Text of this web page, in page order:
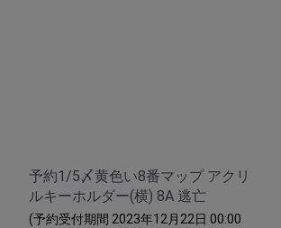
予約1/5〆黄色い8番マップ アクリ
ルキーホルダー(横) 8A 逃亡
(予約受付期間 2023年12月22日 00:00